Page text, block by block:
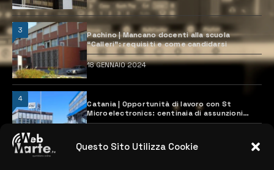
Questo Sito Utilizza Cookie
3
Pachino | Mancano docenti alla scuola
“Calleri”: requisiti e come candidarsi
18 GENNAIO 2024
4
Catania | Opportunità di lavoro con St
Microelectronics: centinaia di assunzioni
previste